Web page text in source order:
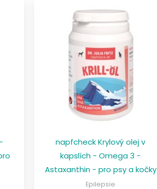
napfcheck Krylový olej v
kapslích - Omega 3 -
Astaxanthin - pro psy a kočky
Epilepsie